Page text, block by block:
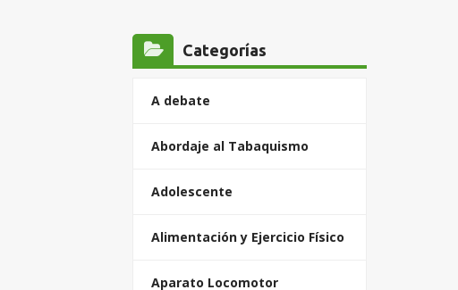
Categorías
A debate
Abordaje al Tabaquismo
Adolescente
Alimentación y Ejercicio Físico
Aparato Locomotor